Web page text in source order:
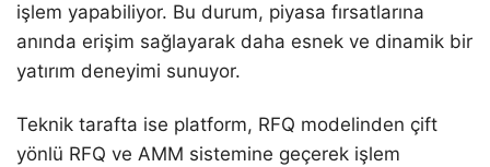
işlem yapabiliyor. Bu durum, piyasa fırsatlarına
anında erişim sağlayarak daha esnek ve dinamik bir
yatırım deneyimi sunuyor.
Teknik tarafta ise platform, RFQ modelinden çift
yönlü RFQ ve AMM sistemine geçerek işlem